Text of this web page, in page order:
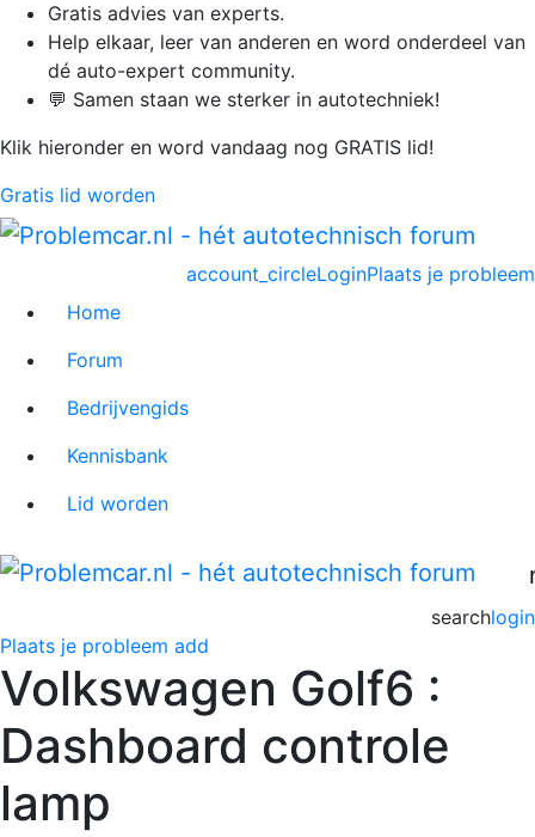
Gratis advies van experts.
Help elkaar, leer van anderen en word onderdeel van
dé auto-expert community.
💬 Samen staan we sterker in autotechniek!
Klik hieronder en word vandaag nog GRATIS lid!
Gratis lid worden
Plaats je probleem
account_circleLogin
Home
Forum
Bedrijvengids
Kennisbank
Lid worden
login
search
Plaats je probleem add
Volkswagen Golf6 :
Dashboard controle
lamp